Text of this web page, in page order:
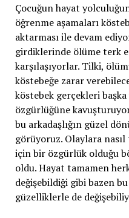
Çocuğun hayat
öğrenme aşamaları
aktarması ile devam
girdiklerinde ölüme terk
karşılaşıyorlar. Tilki,
köstebeğe zarar
köstebek gerçekleri
özgürlüğüne
bu arkadaşlığın güzel
görüyoruz. Olaylara
için bir özgürlük olduğu
oldu. Hayat tamamen
değişebildiği gibi bazen bu
güzelliklerle de